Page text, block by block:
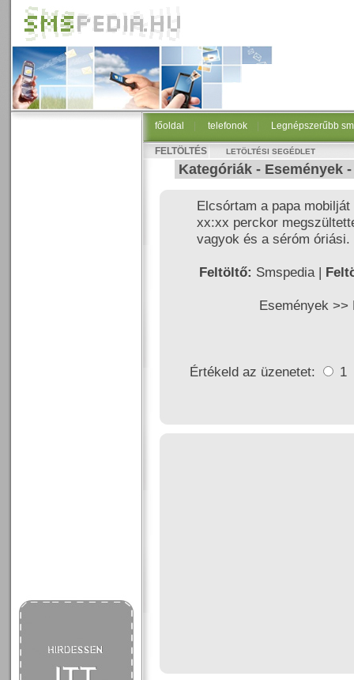
főoldal telefonok Legnépszerűbb
FELTÖLTÉS LETÖLTÉSI SEGÉDLET
Kategóriák - Események
Elcsórtam a papa
xx:xx perckor
vagyok és a séróm óriási.
Feltöltő: Smspedia |
Események >>
Értékeld az üzenetet: 1